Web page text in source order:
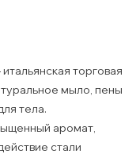
торговая
мыло, пены
тела.
аромат,
стали